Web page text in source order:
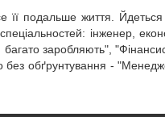
подальше життя. Йдеться
інженер,
багато заробляють",
без обґрунтування -